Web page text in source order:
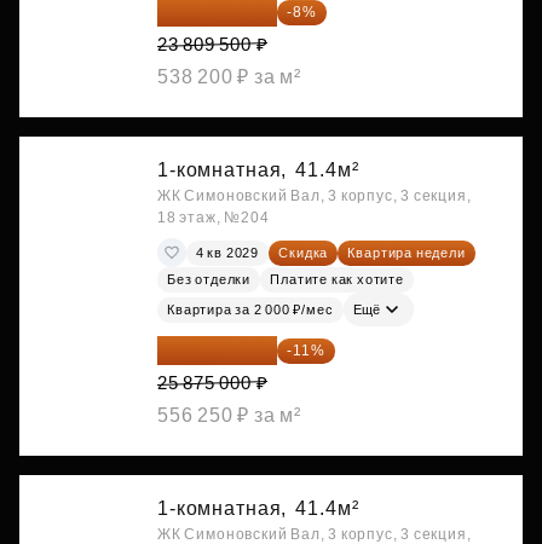
21 904 740 ₽ -8%
23 809 500 ₽
538 200 ₽ за м²
1-комнатная, 41.4м²
ЖК Симоновский Вал, 3 корпус, 3 секция,
18 этаж, №204
4 кв 2029 Скидка
Квартира недели
Без отделки
Платите как хотите
Квартира за 2 000 ₽/мес Ещё
23 028 750 ₽ -11%
25 875 000 ₽
556 250 ₽ за м²
1-комнатная, 41.4м²
ЖК Симоновский Вал, 3 корпус, 3 секция,